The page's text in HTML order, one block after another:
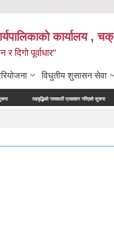
कार्यालय
दिगो पूर्वाधार"
विधुतीय शुसासन सेवा
तहबृद्धिको नामावली प्रकाशन गरिएको सूचना